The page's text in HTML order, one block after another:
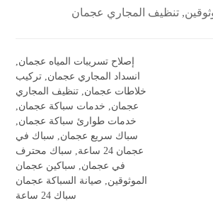
تنظيف المجاري عجمان
إصلاح تسريبات المياه عجمان,
انسداد المجاري عجمان, تركيب
خلاطات عجمان, تنظيف المجاري
عجمان, خدمات سباكة عجمان,
خدمات طوارئ سباكة عجمان,
سباك سريع عجمان, سباك في
عجمان 24 ساعة
, سباك محترف
في عجمان, سباكين عجمان
الموثوقين, صيانة السباكة عجمان
سباك 24 ساعة